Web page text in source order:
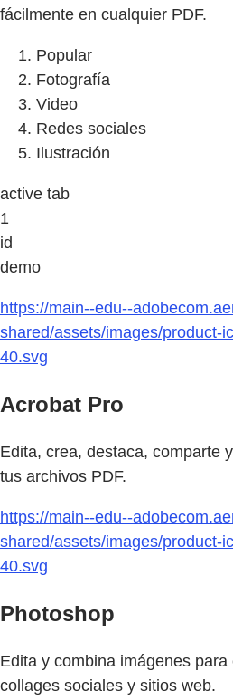
fácilmente en cualquier PDF.
Popular
Fotografía
Video
Redes sociales
Ilustración
active tab
1
id
demo
https://main--edu--
shared/assets/images/product-
40.svg
Acrobat Pro
Edita, crea, destaca, comparte
tus archivos PDF.
https://main--edu--
shared/assets/images/product-
40.svg
Photoshop
Edita y combina imágenes
collages sociales y sitios web.